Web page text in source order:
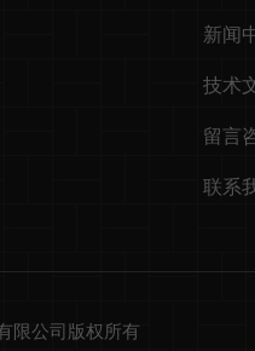
新闻
技术
留言
联系
限公司版权所有